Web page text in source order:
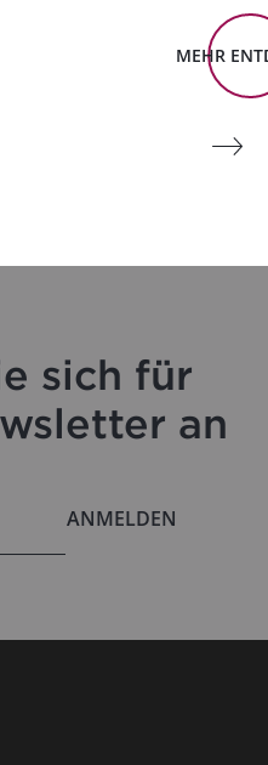
MEHR
sich für
an
ANMELDEN